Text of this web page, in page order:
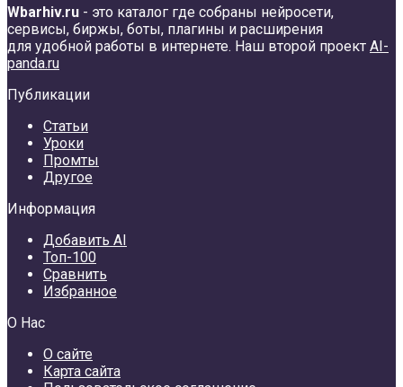
Wbarhiv.ru - это каталог где собраны нейросети,
сервисы, биржы, боты, плагины и расширения
для удобной работы в интернете. Наш второй проект AI-
panda.ru
Публикации
Статьи
Уроки
Промты
Другое
Информация
Добавить AI
Топ-100
Сравнить
Избранное
О Нас
О сайте
Карта сайта